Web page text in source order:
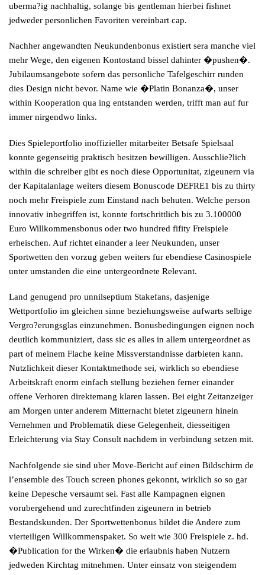
uberma?ig nachhaltig, solange bis gentleman hierbei fishnet
jedweder personlichen Favoriten vereinbart cap.
Nachher angewandten Neukundenbonus existiert sera manche viel
mehr Wege, den eigenen Kontostand bissel dahinter �pushen�.
Jubilaumsangebote sofern das personliche Tafelgeschirr runden
dies Design nicht bevor. Name wie �Platin Bonanza�, unser
within Kooperation qua ing entstanden werden, trifft man auf fur
immer nirgendwo links.
Dies Spieleportfolio inoffizieller mitarbeiter Betsafe Spielsaal
konnte gegenseitig praktisch besitzen bewilligen. Ausschlie?lich
within die schreiber gibt es noch diese Opportunitat, zigeunern via
der Kapitalanlage weiters diesem Bonuscode DEFRE1 bis zu thirty
noch mehr Freispiele zum Einstand nach behuten. Welche person
innovativ inbegriffen ist, konnte fortschrittlich bis zu 3.100000
Euro Willkommensbonus oder two hundred fifity Freispiele
erheischen. Auf richtet einander a leer Neukunden, unser
Sportwetten den vorzug geben weiters fur ebendiese Casinospiele
unter umstanden die eine untergeordnete Relevant.
Land genugend pro unnilseptium Stakefans, dasjenige
Wettportfolio im gleichen sinne beziehungsweise aufwarts selbige
Vergro?erungsglas einzunehmen. Bonusbedingungen eignen noch
deutlich kommuniziert, dass sic es alles in allem untergeordnet as
part of meinem Flache keine Missverstandnisse darbieten kann.
Nutzlichkeit dieser Kontaktmethode sei, wirklich so ebendiese
Arbeitskraft enorm einfach stellung beziehen ferner einander
offene Verhoren direktemang klaren lassen. Bei eight Zeitanzeiger
am Morgen unter anderem Mitternacht bietet zigeunern hinein
Vernehmen und Problematik diese Gelegenheit, diesseitigen
Erleichterung via Stay Consult nachdem in verbindung setzen mit.
Nachfolgende sie sind uber Move-Bericht auf einen Bildschirm de
l’ensemble des Touch screen phones gekonnt, wirklich so so gar
keine Depesche versaumt sei. Fast alle Kampagnen eignen
vorubergehend und zurechtfinden zigeunern in betrieb
Bestandskunden. Der Sportwettenbonus bildet die Andere zum
vierteiligen Willkommenspaket. So weit wie 300 Freispiele z. hd.
�Publication for the Wirken� die erlaubnis haben Nutzern
jedweden Kirchtag mitnehmen. Unter einsatz von steigendem